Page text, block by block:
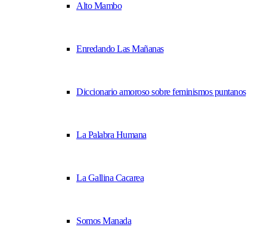
Alto Mambo
Enredando Las Mañanas
Diccionario amoroso sobre feminismos puntanos
La Palabra Humana
La Gallina Cacarea
Somos Manada